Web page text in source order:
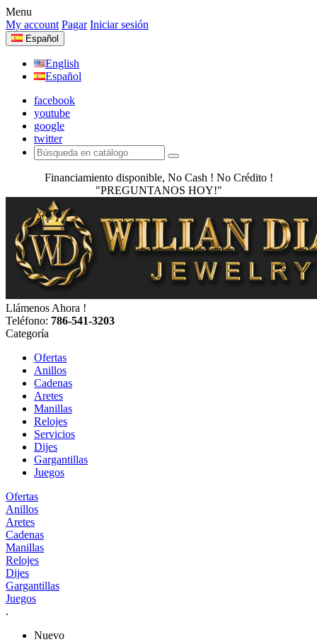
Menu
My account Pagar Iniciar sesión
Español
English
Español
facebook
youtube
google
twitter
Financiamiento disponible, No Cash ! No Crédito !
"PREGUNTANOS HOY!"
Llámenos Ahora !
Teléfono: 786-541-3203
Categoría
Ofertas
Anillos
Cadenas
Aretes
Manillas
Relojes
Servicios
Dijes
Gargantillas
Juegos
Ofertas
Anillos
Aretes
Cadenas
Manillas
Relojes
Dijes
Gargantillas
Juegos
.
Nuevo